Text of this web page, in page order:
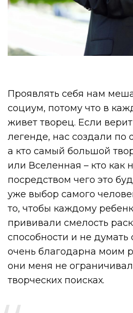
Проявлять себя нам
социум, потому что в
живет творец. Если
легенде, нас создали по
а кто самый большой
или Вселенная – кто как
посредством чего это
уже выбор самого
то, чтобы каждому
прививали смелость
способности и не думать
очень благодарна моим
они меня не
творческих поисках.